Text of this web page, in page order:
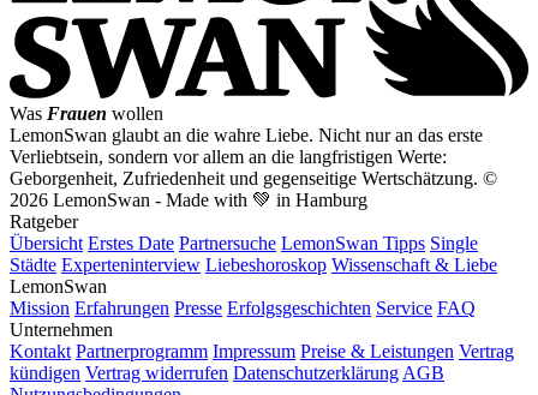
Was Frauen wollen
LemonSwan glaubt an die wahre Liebe. Nicht nur an das erste
Verliebtsein, sondern vor allem an die langfristigen Werte:
Geborgenheit, Zufriedenheit und gegenseitige Wertschätzung. ©
2026 LemonSwan - Made with 💚 in Hamburg
Ratgeber
Übersicht Erstes Date Partnersuche LemonSwan Tipps Single
Städte Experteninterview Liebeshoroskop Wissenschaft & Liebe
LemonSwan
Mission Erfahrungen Presse Erfolgsgeschichten Service FAQ
Unternehmen
Kontakt Partnerprogramm Impressum Preise & Leistungen Vertrag
kündigen Vertrag widerrufen Datenschutzerklärung AGB